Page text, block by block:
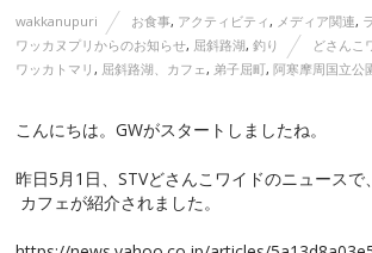
wakkanupuri お食事, アクティビティ, メディア関連,
ワッカヌプリからのお知らせ, 屈斜路湖,釣り どさんこ
ワッカトマリ, 屈斜路湖、カフェ, 弟子屈町,阿寒摩周国立公
こんにちは。GWがスタートしましたね。
昨日5月1日、STVどさんこワイドのニュースで
カフェが紹介されました。